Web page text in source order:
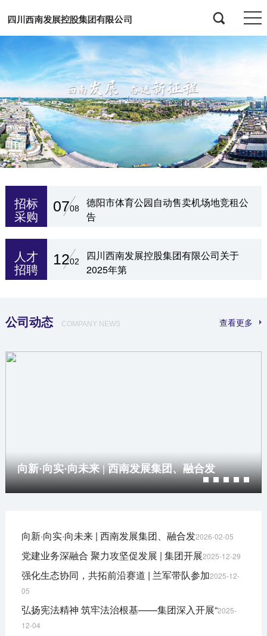
招标
采购
体育公园自动售卖机场地竞租公 0508
四川西南发展控股
人才
招聘
川西南发展控股集团有限公司关于
年第
26 12
四川西南发展
查看更多
公司动态 COMPANY NEWS
向新·向实·向未来 | 西南发展集团、融合发
向新·向实·向未来 | 西南发展集团、融合发2026-02-05
党建业务深融合 聚力攻坚促发展 | 集团开展2025-12-29
强化生态协同，共拓前沿赛道 | 兰军带队参加2025-12-
05
弘扬宪法精神 筑牢法治根基——集团深入开展“2025-
12-04